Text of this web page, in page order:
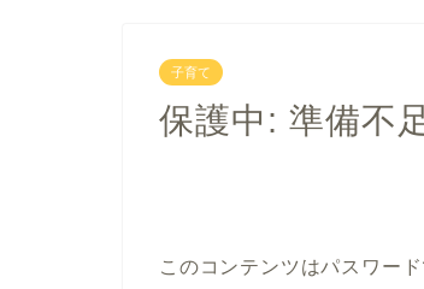
子育て
保護中: 準備不足
このコンテンツはパスワー